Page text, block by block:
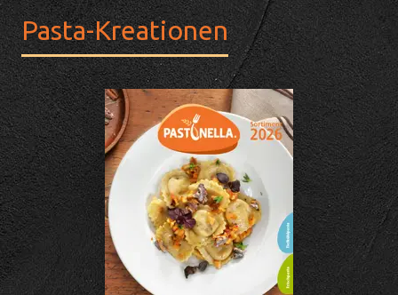
Pasta-Kreationen